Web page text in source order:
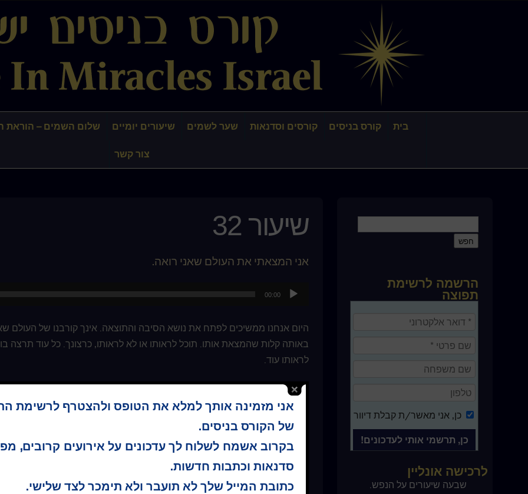
בית קורס בניסים קורסים וסדנאות שער לשמים שיעורים יומיים שלום השמים – הוראת
צור קשר
שיעור 32
אני המצאתי את העולם שאני רואה.
00:00
היום אנחנו ממשיכים לפתח את נושא הסיבה והתוצאה. אינך קורבנו של העולם
באותה קלות שהמצאת אותו. תוכל לראותו או לא לראותו, כרצונך. כל עוד תרצה
לראותו עוד.
רעיון היום, כמו הרעיונות הקודמים לו, מתיישם לעולמך הפנימי ולעולמך
כשונים, תרגילי היום יכללו שוב שני שלבים, אחד שעניינו העולם שאתה רואה
היום השתדל להחדיר את המחשבה ששניהם נמצאים בדמיונך שלך.
ושוב נתחיל את תרגולי הבוקר והערב בחזרה על רעיון היום פעמיים או שלוש
אחר-כך עצום את עיניך והתבונן בעולמך הפנימי. השתדל להתייחס אל השניים
לעיתים קרובות כפי שתרצה, תוך התבוננות בדימויים שדמיונך מביא למודעותך.
הרשמה לרשימת
תפוצה
כן, אני מאשר/ת קבלת דיוור
לרכישה אונליין
שבעה שיעורים על הנפש.
ספר קורס בניסים
אני מזמינה אותך למלא את הטופס ולהצטרף לרשימת
של הקורס בניסים.
בקרוב אשמח לשלוח לך עדכונים על אירועים קרובים,
סדנאות וכתבות חדשות.
כתובת המייל שלך לא תועבר ולא תימכר לצד שלישי.